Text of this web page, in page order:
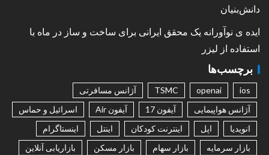
دانش‌بنیان
ایده ی نوآورانه یک محقق ایرانی برای ساخت و ساز در ماه با
استفاده از لیزر
برچسب‌ها
ios
openai
TSMC
آژانس مسافرتی
آژانس هواپیمایی
آیفون 17 آیفون Air
اسرائیل و حماس
انویدیا
اپل اینترنت کودکان اینتل
اینستاگرام
بازار سرمایه
بازار سهام بازار مسکن
بازاریابی آنلاین